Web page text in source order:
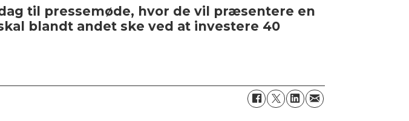
til pressemøde, hvor de vil præsentere en
blandt andet ske ved at investere 40